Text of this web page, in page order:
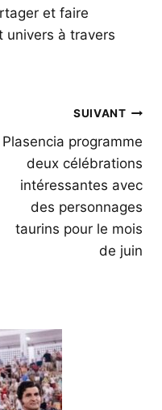
et faire
univers à travers
SUIVANT
Plasencia programme
deux célébrations
intéressantes avec
des personnages
taurins pour le mois
de juin